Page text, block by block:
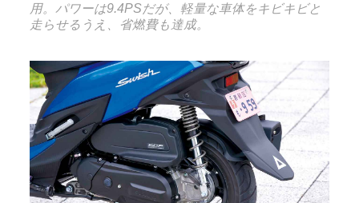
用。パワーは9.4PSだが、軽量な車体をキビキビと
走らせるうえ、省燃費も達成。